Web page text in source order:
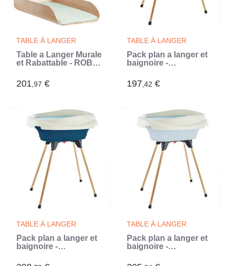
TABLE À LANGER
Table a Langer Murale
et Rabattable - ROBA
Étageres Intégrées -
Design Minimaliste
201,97 €
TABLE À LANGER
Pack plan a langer et
baignoire -
VASCO - Gris Charme
- 2 en 1
197,42 €
TABLE À LANGER
Pack plan a langer et
baignoire -
VASCO - Bleu Océan -
TABLE À LANGER
Pack plan a langer et
baignoire -
VASCO - Fleur Bleue -